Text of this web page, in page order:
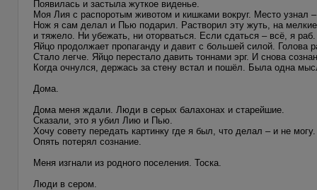
Появилась и застыла жуткое виденье.
Моя Лия с распоротым животом и кишками вокруг. Место
Нож я сам делал и Пью подарил. Растворил эту жуть, на
и тяжело. Ни убежать, ни оторваться. Если сдаться – всё, я раб.
Яйцо продолжает пропаганду и давит с большей силой.
Стало легче. Яйцо перестало давить тоннами эрг. И снова
Когда очнулся, держась за стену встал и пошёл. Была одна
Дома.
Дома меня ждали. Люди в серых балахонах и старейшие.
Сказали, это я убил Лию и Пью.
Хочу совету передать картинку где я был, что делал – и не
Опять потерял сознание.
Меня изгнали из родного поселения. Тоска.
Люди в сером.